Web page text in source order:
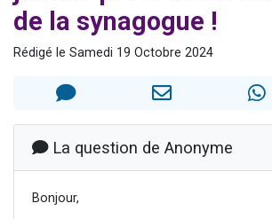
8 personnes viennent de faire un don
2 personnes viennent de faire un don pour 1
de la synagogue !
Rédigé le Samedi 19 Octobre 2024
La question de Anonyme
Bonjour,